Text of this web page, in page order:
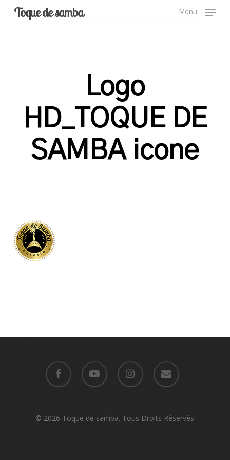
Toque de samba Menu
Logo
HD_TOQUE DE
SAMBA icone
facebook youtube instagram email
© 2026 Toque de samba. Tous Droits Réservés